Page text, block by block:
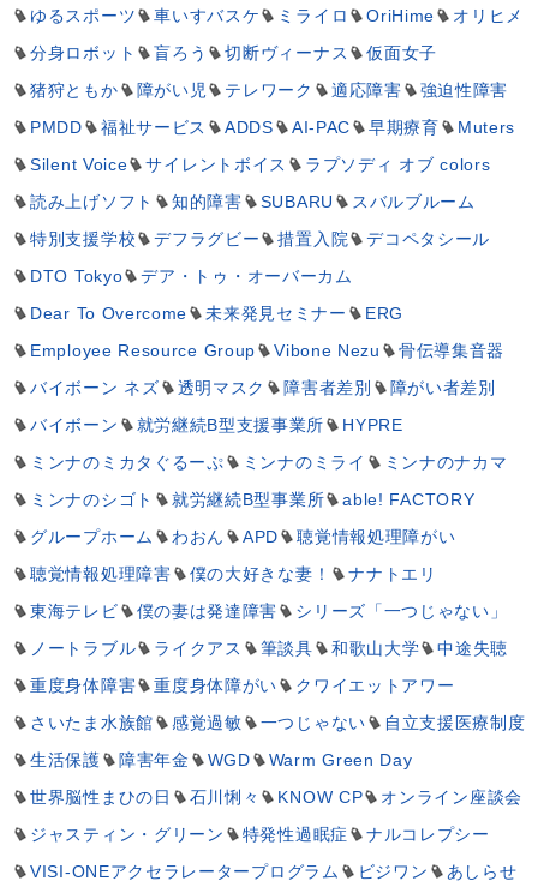
ゆるスポーツ 車いすバスケ ミライロ OriHime
オリヒメ
分身ロボット
盲ろう 切断ヴィーナス
仮面女子
猪狩ともか
障がい児 テレワーク 適応障害
強迫性障害
PMDD
福祉サービス ADDS AI-PAC 早期療育
Muters
Silent Voice
サイレントボイス
ラプソディ オブ colors
読み上げソフト
知的障害 SUBARU
スバルブルーム
特別支援学校
デフラグビー 措置入院
デコペタシール
DTO Tokyo
デア・トゥ・オーバーカム
Dear To Overcome
未来発見セミナー
ERG
Employee Resource Group
Vibone Nezu
骨伝導集音器
バイボーン ネズ
透明マスク 障害者差別
障がい者差別
バイボーン
就労継続B型支援事業所
HYPRE
ミンナのミカタぐるーぷ
ミンナのミライ
ミンナのナカマ
ミンナのシゴト
就労継続B型事業所
able! FACTORY
グループホーム
わおん APD
聴覚情報処理障がい
聴覚情報処理障害
僕の大好きな妻！
ナナトエリ
東海テレビ
僕の妻は発達障害
シリーズ「一つじゃない」
ノートラブル
ライクアス 筆談具 和歌山大学
中途失聴
重度身体障害
重度身体障がい
クワイエットアワー
さいたま水族館
感覚過敏 一つじゃない
自立支援医療制度
生活保護
障害年金 WGD
Warm Green Day
世界脳性まひの日
石川悧々 KNOW CP
オンライン座談会
ジャスティン・グリーン
特発性過眠症
ナルコレプシー
VISI-ONEアクセラレータープログラム
ビジワン
あしらせ